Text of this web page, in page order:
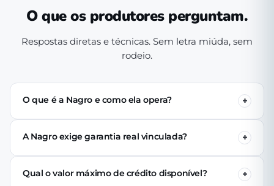
O que os produtores perguntam.
Respostas diretas e técnicas. Sem letra miúda, sem
rodeio.
O que é a Nagro e como ela opera?
A Nagro é uma Sociedade de Crédito Direto (SCD)
autorizada pelo Banco Central, especializada em crédito
se cadastra pelo app, passa pela análise técnica de perfil
produtivo e (se aprovado) recebe o crédito via PIX em até
A Nagro exige garantia real vinculada?
Não. Nenhuma linha de crédito da Nagro exige penhor
de terra, rebanho ou maquinário. A análise é baseada no
perfil produtivo do tomador — histórico, capacidade de
Qual o valor máximo de crédito disponível?